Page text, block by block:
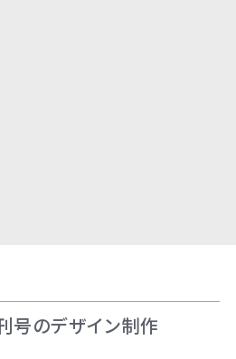
号のデザイン制作